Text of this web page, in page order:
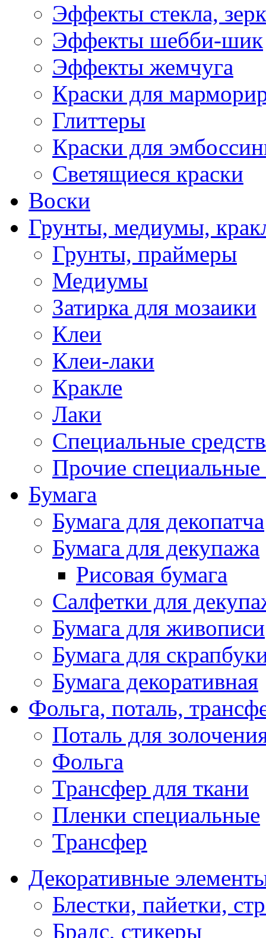
Эффекты стекла,
Эффекты шебби-шик
Эффекты жемчуга
Краски для
Глиттеры
Краски для
Светящиеся краски
Воски
Грунты, медиумы,
Грунты, праймеры
Медиумы
Затирка для мозаики
Клеи
Клеи-лаки
Кракле
Лаки
Специальные
Прочие специальные
Бумага
Бумага для декопатча
Бумага для декупажа
Рисовая бумага
Салфетки для
Бумага для живописи
Бумага для
Бумага декоративная
Фольга, поталь,
Поталь для
Фольга
Трансфер для ткани
Пленки специальные
Трансфер
Декоративные
Блестки, пайетки,
Брадс, стикеры